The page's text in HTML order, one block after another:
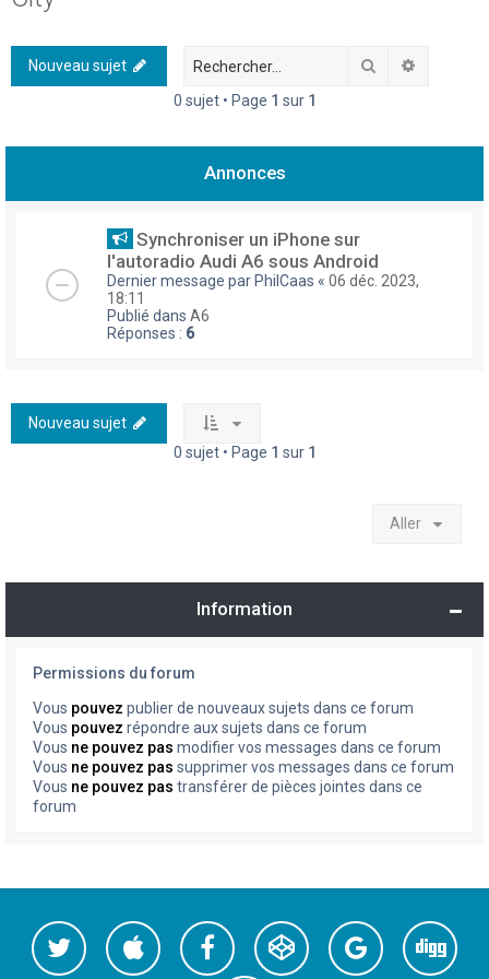
h
r
Nouveau sujet Rechercher
0 sujet • Page 1 sur 1
Annonces
Synchroniser un iPhone sur
l'autoradio Audi A6 sous Android
Dernier message par PhilCaas « 06 déc. 2023,
18:11
Publié dans A6
Réponses : 6
Nouveau sujet
0 sujet • Page 1 sur 1
Aller
Information
Permissions du forum
Vous pouvez publier de nouveaux sujets dans ce forum
Vous pouvez répondre aux sujets dans ce forum
Vous ne pouvez pas modifier vos messages dans ce forum
Vous ne pouvez pas supprimer vos messages dans ce forum
Vous ne pouvez pas transférer de pièces jointes dans ce
forum